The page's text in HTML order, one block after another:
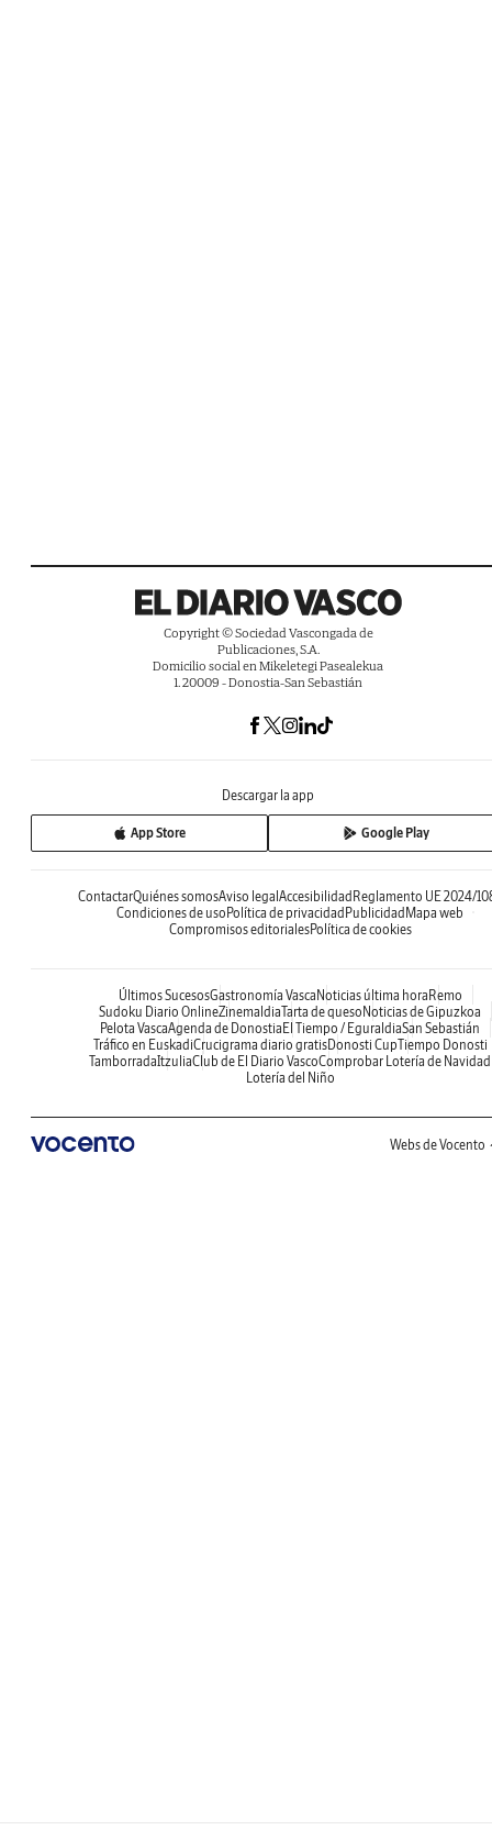
Copyright © Sociedad Vascongada de
Publicaciones, S.A.
Domicilio social en Mikeletegi Pasealekua
1. 20009 - Donostia-San Sebastián
Descargar la app
App Store Google Play
ContactarQuiénes somosAviso legalAccesibilidadReglamento UE 2024/
Condiciones de usoPolítica de privacidadPublicidadMapa web
Compromisos editorialesPolítica de cookies
Últimos SucesosGastronomía VascaNoticias última horaRemo
Sudoku Diario OnlineZinemaldiaTarta de quesoNoticias de Gipuzkoa
Pelota VascaAgenda de DonostiaEl Tiempo / EguraldiaSan Sebastián
Tráfico en EuskadiCrucigrama diario gratisDonosti CupTiempo Donosti
TamborradaItzuliaClub de El Diario VascoComprobar Lotería de Navidad
Lotería del Niño
Webs de Vocento